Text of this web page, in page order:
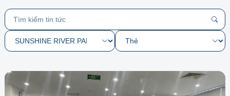
Tìm kiếm tin tức
Chuyên mục Thẻ
iHoldings
Đang hoạt động